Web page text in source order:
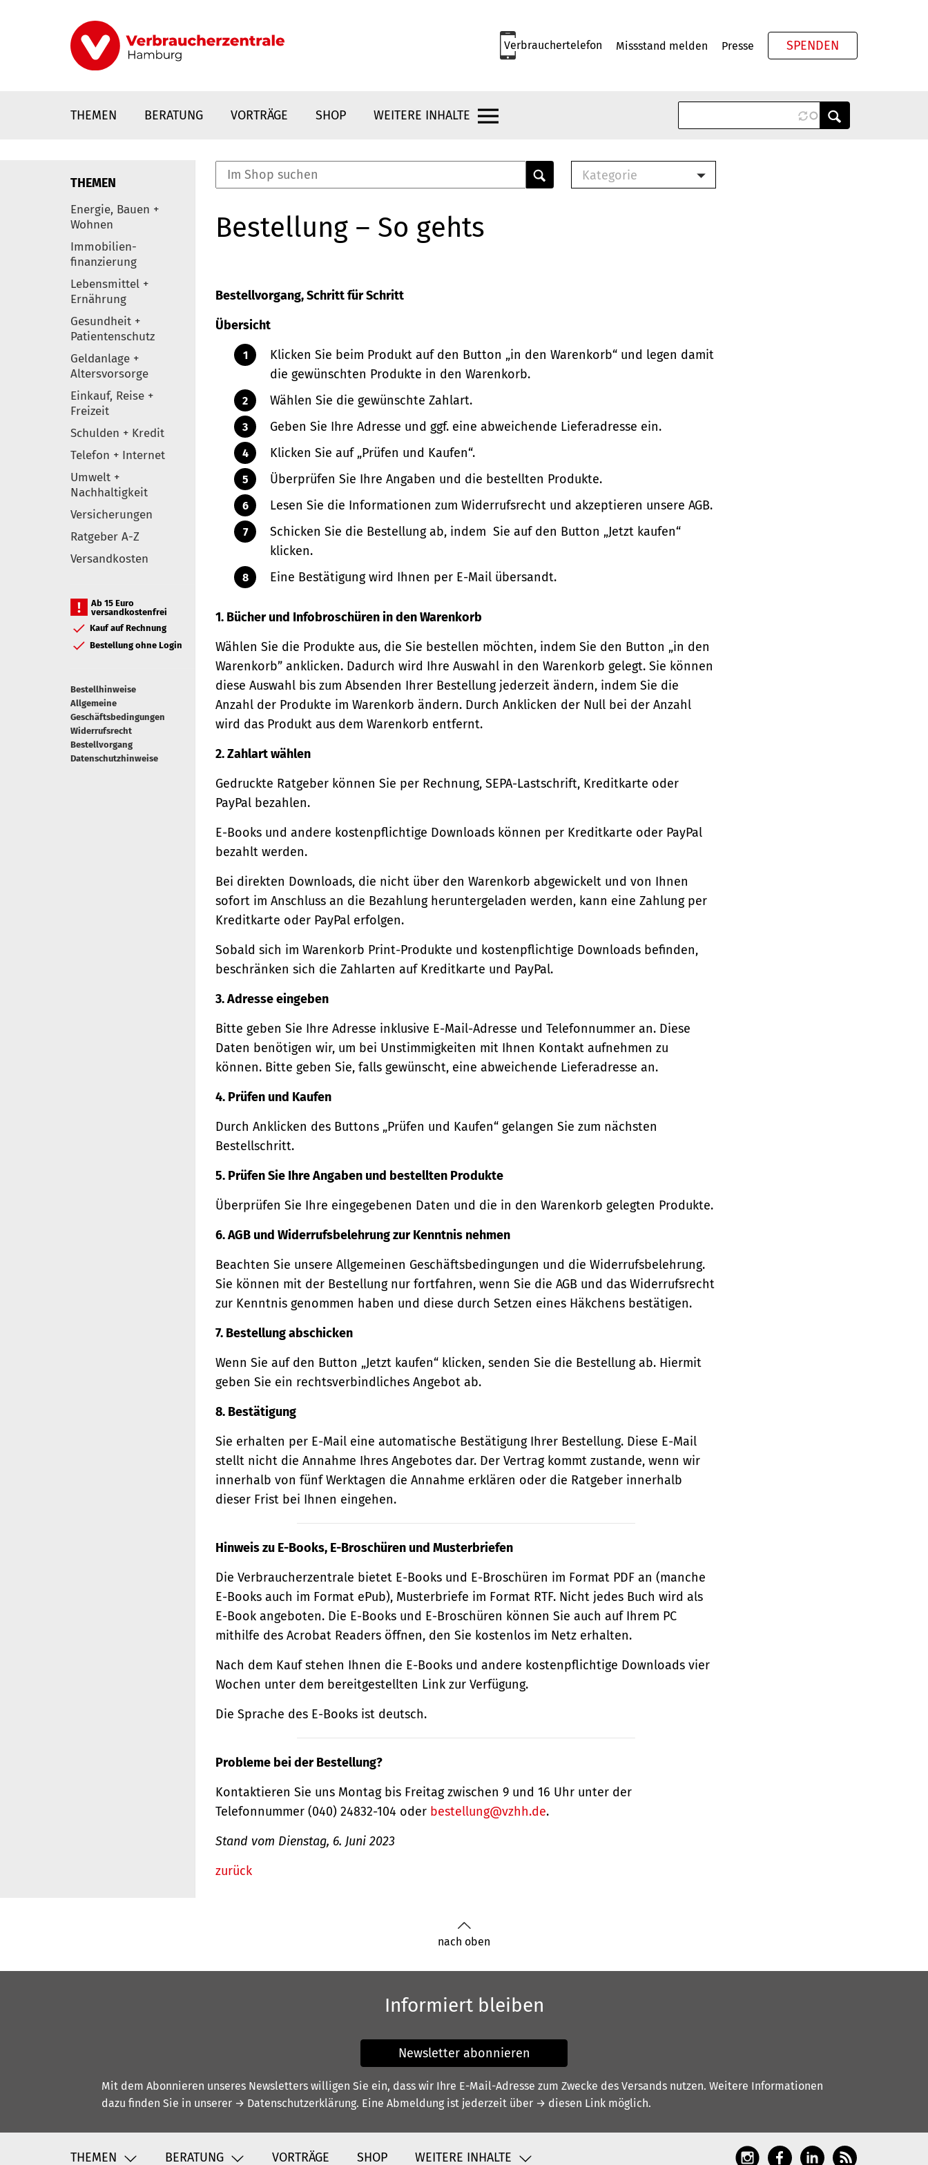
Verbrauchertelefon Missstand melden Presse SPENDEN
THEMEN BERATUNG VORTRÄGE SHOP WEITERE INHALTE
Elemente
THEMEN
Energie, Bauen +
Wohnen
Immobilien-
finanzierung
Lebensmittel +
Ernährung
Gesundheit +
Patientenschutz
Geldanlage +
Altersvorsorge
Einkauf, Reise +
Freizeit
Schulden + Kredit
Telefon + Internet
Umwelt +
Nachhaltigkeit
Versicherungen
Ratgeber A-Z
Versandkosten
Ab 15 Euro
versandkostenfrei
Kauf auf Rechnung
Bestellung ohne Login
Bestellhinweise
Allgemeine
Geschäftsbedingungen
Widerrufsrecht
Bestellvorgang
Datenschutzhinweise
Kategorie
Bestellung – So gehts
Bestellvorgang, Schritt für Schritt
Übersicht
Klicken Sie beim Produkt auf den Button „in den Warenkorb“ und legen damit
die gewünschten Produkte in den Warenkorb.
Wählen Sie die gewünschte Zahlart.
Geben Sie Ihre Adresse und ggf. eine abweichende Lieferadresse ein.
Klicken Sie auf „Prüfen und Kaufen“.
Überprüfen Sie Ihre Angaben und die bestellten Produkte.
Lesen Sie die Informationen zum Widerrufsrecht und akzeptieren unsere AGB.
Schicken Sie die Bestellung ab, indem Sie auf den Button „Jetzt kaufen“
klicken.
Eine Bestätigung wird Ihnen per E-Mail übersandt.
1. Bücher und Infobroschüren in den Warenkorb
Wählen Sie die Produkte aus, die Sie bestellen möchten, indem Sie den Button „in den
Warenkorb” anklicken. Dadurch wird Ihre Auswahl in den Warenkorb gelegt. Sie können
diese Auswahl bis zum Absenden Ihrer Bestellung jederzeit ändern, indem Sie die
Anzahl der Produkte im Warenkorb ändern. Durch Anklicken der Null bei der Anzahl
wird das Produkt aus dem Warenkorb entfernt.
2. Zahlart wählen
Gedruckte Ratgeber können Sie per Rechnung, SEPA-Lastschrift, Kreditkarte oder
PayPal bezahlen.
E-Books und andere kostenpflichtige Downloads können per Kreditkarte oder PayPal
bezahlt werden.
Bei direkten Downloads, die nicht über den Warenkorb abgewickelt und von Ihnen
sofort im Anschluss an die Bezahlung heruntergeladen werden, kann eine Zahlung per
Kreditkarte oder PayPal erfolgen.
Sobald sich im Warenkorb Print-Produkte und kostenpflichtige Downloads befinden,
beschränken sich die Zahlarten auf Kreditkarte und PayPal.
3. Adresse eingeben
Bitte geben Sie Ihre Adresse inklusive E-Mail-Adresse und Telefonnummer an. Diese
Daten benötigen wir, um bei Unstimmigkeiten mit Ihnen Kontakt aufnehmen zu
können. Bitte geben Sie, falls gewünscht, eine abweichende Lieferadresse an.
4. Prüfen und Kaufen
Durch Anklicken des Buttons „Prüfen und Kaufen“ gelangen Sie zum nächsten
Bestellschritt.
5. Prüfen Sie Ihre Angaben und bestellten Produkte
Überprüfen Sie Ihre eingegebenen Daten und die in den Warenkorb gelegten Produkte.
6. AGB und Widerrufsbelehrung zur Kenntnis nehmen
Beachten Sie unsere Allgemeinen Geschäftsbedingungen und die Widerrufsbelehrung.
Sie können mit der Bestellung nur fortfahren, wenn Sie die AGB und das Widerrufsrecht
zur Kenntnis genommen haben und diese durch Setzen eines Häkchens bestätigen.
7. Bestellung abschicken
Wenn Sie auf den Button „Jetzt kaufen“ klicken, senden Sie die Bestellung ab. Hiermit
geben Sie ein rechtsverbindliches Angebot ab.
8. Bestätigung
Sie erhalten per E-Mail eine automatische Bestätigung Ihrer Bestellung. Diese E-Mail
stellt nicht die Annahme Ihres Angebotes dar. Der Vertrag kommt zustande, wenn wir
innerhalb von fünf Werktagen die Annahme erklären oder die Ratgeber innerhalb
dieser Frist bei Ihnen eingehen.
Hinweis zu E-Books, E-Broschüren und Musterbriefen
Die Verbraucherzentrale bietet E-Books und E-Broschüren im Format PDF an (manche
E-Books auch im Format ePub), Musterbriefe im Format RTF. Nicht jedes Buch wird als
E-Book angeboten. Die E-Books und E-Broschüren können Sie auch auf Ihrem PC
mithilfe des Acrobat Readers öffnen, den Sie kostenlos im Netz erhalten.
Nach dem Kauf stehen Ihnen die E-Books und andere kostenpflichtige Downloads vier
Wochen unter dem bereitgestellten Link zur Verfügung.
Die Sprache des E-Books ist deutsch.
Probleme bei der Bestellung?
Kontaktieren Sie uns Montag bis Freitag zwischen 9 und 16 Uhr unter der
Telefonnummer (040) 24832-104 oder bestellung@vzhh.de.
Stand vom Dienstag, 6. Juni 2023
zurück
nach oben
Informiert bleiben
Newsletter abonnieren
Mit dem Abonnieren unseres Newsletters willigen Sie ein, dass wir Ihre E-Mail-Adresse zum Zwecke des Versands nutzen. Weitere Informationen
dazu finden Sie in unserer → Datenschutzerklärung. Eine Abmeldung ist jederzeit über → diesen Link möglich.
THEMEN BERATUNG VORTRÄGE SHOP WEITERE INHALTE